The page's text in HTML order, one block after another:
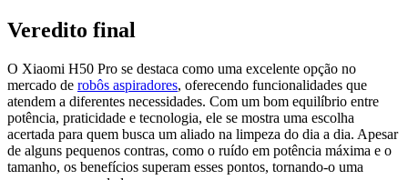
Veredito final
O Xiaomi H50 Pro se destaca como uma excelente opção no
mercado de robôs aspiradores, oferecendo funcionalidades que
atendem a diferentes necessidades. Com um bom equilíbrio entre
potência, praticidade e tecnologia, ele se mostra uma escolha
acertada para quem busca um aliado na limpeza do dia a dia. Apesar
de alguns pequenos contras, como o ruído em potência máxima e o
tamanho, os benefícios superam esses pontos, tornando-o uma